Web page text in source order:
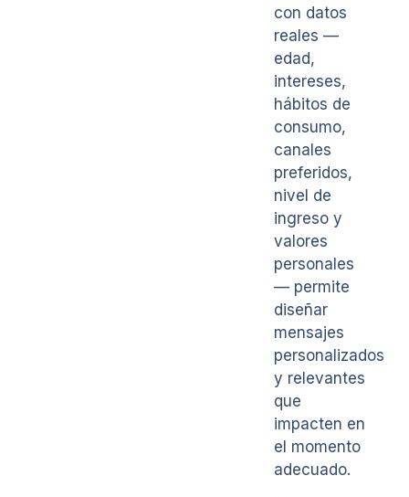
con datos
reales —
edad,
intereses,
hábitos de
consumo,
canales
preferidos,
nivel de
ingreso y
valores
personales
— permite
diseñar
mensajes
personalizados
y relevantes
que
impacten en
el momento
adecuado.